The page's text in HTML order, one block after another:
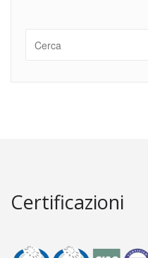
Certificazioni